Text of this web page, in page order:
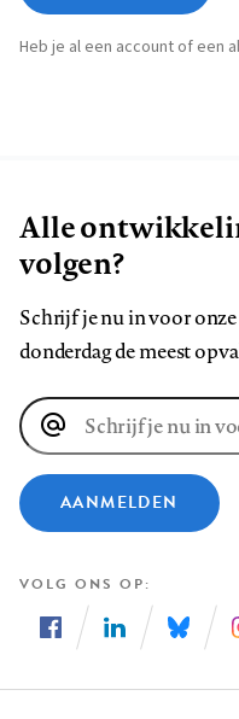
Heb je al een account of een
Alle
volgen?
Schrijf je nu in voor
donderdag de meest
E-
mailadres
AANMELDEN
VOLG ONS OP
ons
ons
ons